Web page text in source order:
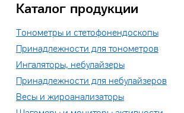
Каталог продукции
Тонометры и стетофонендоскопы
Принадлежности для тонометров
Ингаляторы, небулайзеры
Принадлежности для небулайзеров
Весы и жироанализаторы